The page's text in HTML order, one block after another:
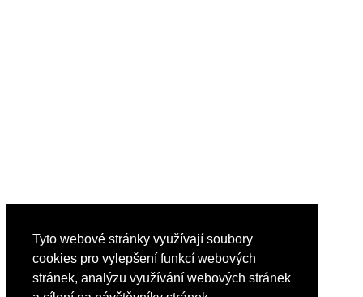
Tyto webové stránky využívají soubory
cookies pro vylepšení funkcí webových
stránek, analýzu využívání webových stránek